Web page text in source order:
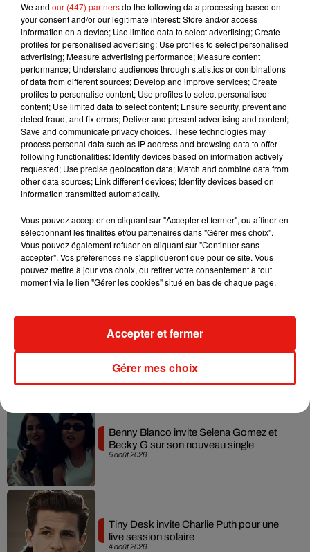
Musique
7 août 2026
Julien Lieb s’essaye à la vie de chatelain
dans son nouveau clip
7 août 2026
Madonna sort enfin le remix de « Love
Sensation » avec Kylie Minogue
7 août 2026
Tayc et Didi B dévoilent le single le plus
dansant de l’année
7 août 2026
Angèle et Amélie Lens dévoilent leur
collaboration tant attendue
5 août 2026
Benny Blanco invite Selena Gomez et
Becky G sur son nouveau single
4 août 2026
Tiny Desk invite Charlie Puth pour une
live session solaire
We and our (447) partnersdo the following data processing based on
your consent and/or our legitimate interest: Store and/or access
information on a device; Use limited data to select advertising; Create
profiles for personalised advertising; Use profiles to select personalised
advertising; Measure advertising performance; Measure content
performance; Understand audiences through statistics or combinations
of data from different sources; Develop and improve services; Create
profiles to personalise content; Use profiles to select personalised
content; Use limited data to select content; Ensure security, prevent and
detect fraud, and fix errors; Deliver and present advertising and content;
Save and communicate privacy choices. These technologies may
process personal data such as IP address and browsing data to offer
following functionalities: Identify devices based on information actively
requested; Use precise geolocation data; Match and combine data from
other data sources; Link different devices; Identify devices based on
information transmitted automatically.
Vous pouvez accepter en cliquant sur "Accepter et fermer", ou affiner en
sélectionnant les finalités et/ou partenaires dans "Gérer mes choix".
Vous pouvez également refuser en cliquant sur "Continuer sans
accepter". Vos préférences ne s'appliqueront que pour ce site. Vous
pouvez mettre à jour vos choix, ou retirer votre consentement à tout
moment via le lien "Gérer les cookies" situé en bas de chaque page.
Gérer mes choix
Accepter et fermer